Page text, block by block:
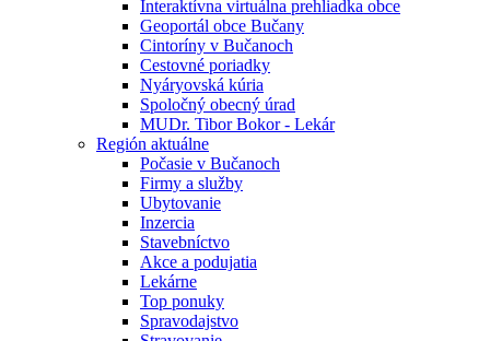
Interaktívna virtuálna prehliadka obce
Geoportál obce Bučany
Cintoríny v Bučanoch
Cestovné poriadky
Nyáryovská kúria
Spoločný obecný úrad
MUDr. Tibor Bokor - Lekár
Región aktuálne
Počasie v Bučanoch
Firmy a služby
Ubytovanie
Inzercia
Stavebníctvo
Akce a podujatia
Lekárne
Top ponuky
Spravodajstvo